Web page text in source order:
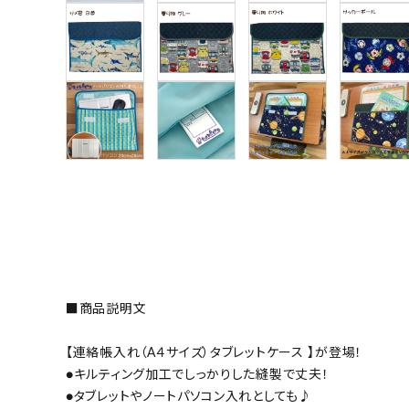
■商品説明文
【連絡帳入れ（A４サイズ）タブレットケース 】が登場！
●キルティング加工でしっかりした縫製で丈夫！
●タブレットやノートパソコン入れとしても♪